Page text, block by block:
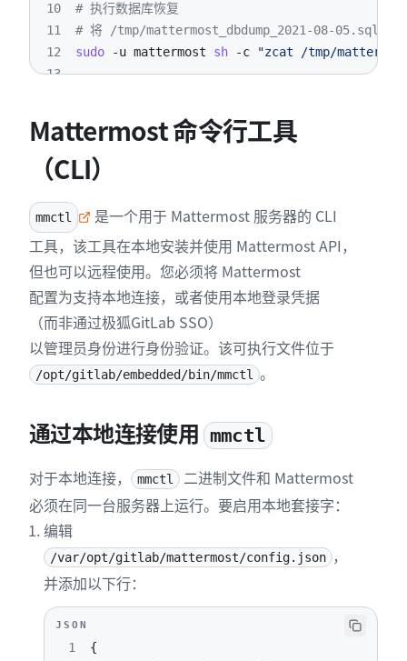
10
# 执行数据库恢复
11
# 将 /tmp/mattermost_dbdump_2021-08-05.sql.gz
12
sudo -u mattermost sh -c
"zcat /tmp/
13
# 将 /tmp/mattermost_data_2021-08-09.gz 替换为
16
sudo tar -xzvf /tmp/mattermost_data_2021-08-
17
18
# 如有必要，修复权限
19
sudo
20
sudo
chown
21
22
# 启动 Mattermost
23
sudo gitlab-ctl start mattermost
Mattermost 命令行工具
（CLI）
mmctl
是一个用于 Mattermost 服务器的 CLI
工具，该工具在本地安装并使用 Mattermost API，
但也可以远程使用。您必须将 Mattermost
配置为支持本地连接，或者使用本地登录凭据
（而非通过极狐GitLab SSO）
以管理员身份进行身份验证。该可执行文件位于
/opt/gitlab/embedded/bin/mmctl 。
通过本地连接使用 mmctl
对于本地连接，
mmctl
二进制文件和 Mattermost
必须在同一台服务器上运行。要启用本地套接字：
编辑
/var/opt/gitlab/mattermost/config.json
，
并添加以下行：
JSON
1
{